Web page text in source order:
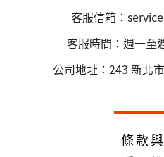
客服信箱：
客服時間：週一至
公司地址：243 新北
條款